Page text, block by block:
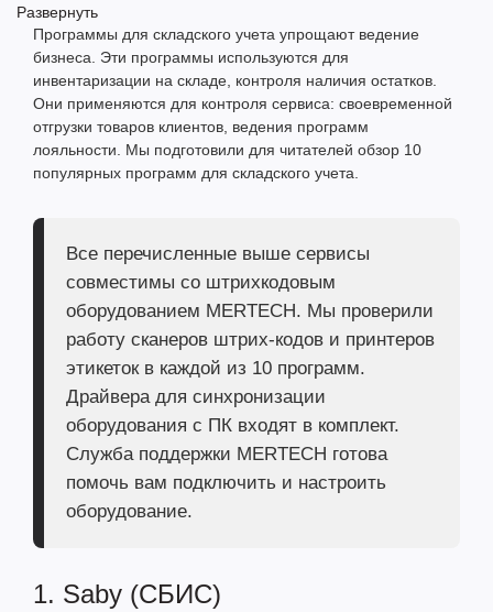
Развернуть
Программы для складского учета упрощают ведение
бизнеса. Эти программы используются для
инвентаризации на складе, контроля наличия остатков.
Они применяются для контроля сервиса: своевременной
отгрузки товаров клиентов, ведения программ
лояльности. Мы подготовили для читателей обзор 10
популярных программ для складского учета.
Все перечисленные выше сервисы
совместимы со штрихкодовым
оборудованием MERTECH. Мы проверили
работу сканеров штрих-кодов и принтеров
этикетокв каждой из 10 программ.
Драйвера для синхронизации
оборудования с ПК входят в комплект.
Служба поддержки MERTECH готова
помочь вам подключить и настроить
оборудование.
1. Saby (СБИС)